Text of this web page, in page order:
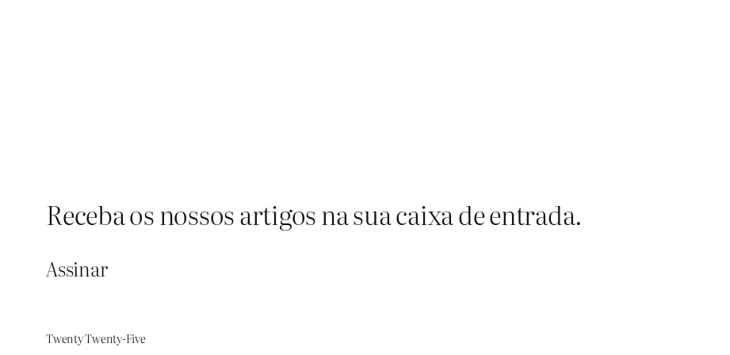
Receba os nossos artigos na sua caixa de entrada.
Assinar
Twenty Twenty-Five